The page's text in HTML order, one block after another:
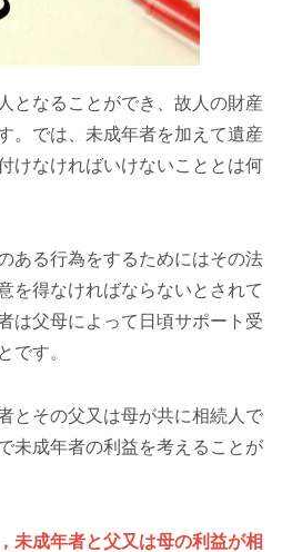
となることができ、故人の財産
。では、未成年者を加えて遺産
けなければいけないこととは何
ある行為をするためにはその法
を得なければならないとされて
は父母によって日頃サポート受
です。
とその父又は母が共に相続人で
未成年者の利益を考えることが
未成年者と父又は母の利益が相